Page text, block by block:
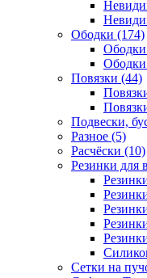
Ободки (174)
Ободки
Ободки
Повязки (44)
Подвески,
Разное (5)
Расчёски (10)
Резинки для
Сетки на